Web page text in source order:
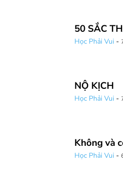
50 SẮC
Học Phải Vui -
NỘ KỊCH
Học Phải Vui -
Không và
Học Phải Vui -